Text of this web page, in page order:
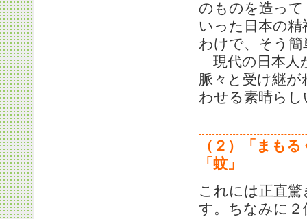
のものを造っ
いった日本の
わけで、そう
現代の日本人
脈々と受け継
わせる素晴ら
（２）「まも
「蚊」
これには正直
す。ちなみに２